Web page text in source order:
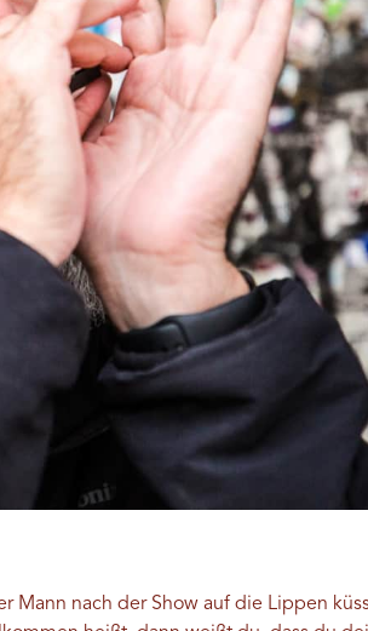
Mann nach der Show auf die Lippen